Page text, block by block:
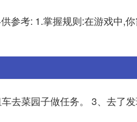
参考: 1.掌握规则:在游戏中,
去菜园子做任务。 3、去了